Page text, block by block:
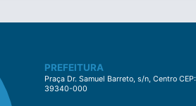
PREFEITURA
Praça Dr. Samuel Barreto, s/n, Centro CEP:
39340-000